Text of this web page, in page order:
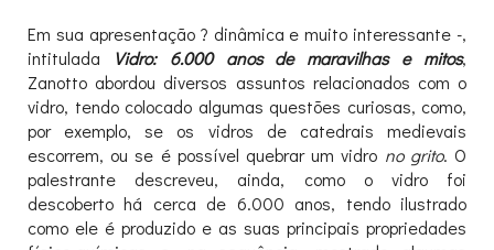
Em sua apresentação ? dinâmica e muito interessante -,
intitulada
Vidro: 6.000 anos de maravilhas e mitos,
Zanotto abordou diversos assuntos relacionados com o
vidro, tendo colocado algumas questões curiosas, como,
por exemplo, se os vidros de catedrais medievais
escorrem, ou se é possível quebrar um vidro no grito. O
palestrante descreveu, ainda, como o vidro foi
descoberto há cerca de 6.000 anos, tendo ilustrado
como ele é produzido e as suas principais propriedades